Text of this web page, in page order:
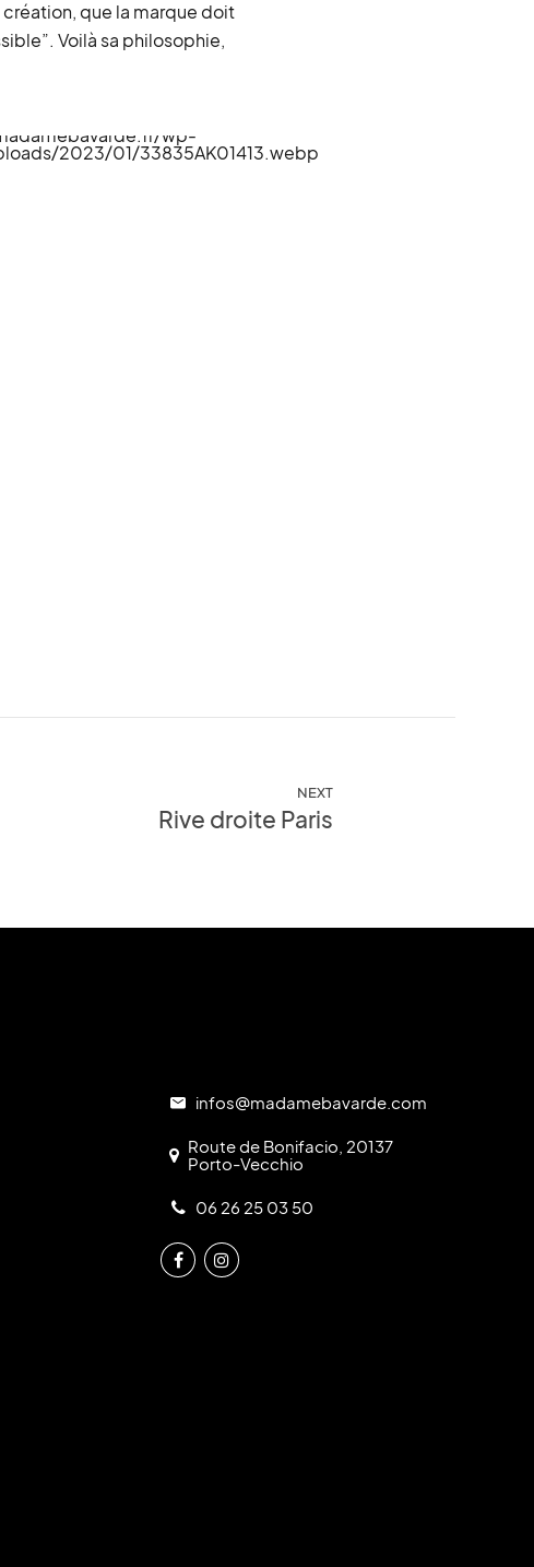
que la marque doit
Voilà sa philosophie,
NEXT
Rive droite Paris
infos@madamebavarde.com
Route de Bonifacio, 20137
Porto-Vecchio
06 26 25 03 50